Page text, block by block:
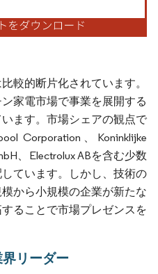
較的断片化されています。
家電市場で事業を展開する
ます。市場シェアの観点で
Corporation、Koninklijke
、Electrolux ABを含む少数
ています。しかし、技術の
から小規模の企業が新たな
ることで市場プレゼンスを
リーダー